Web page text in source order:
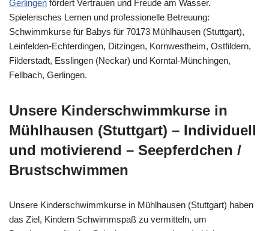
Gerlingen fördert Vertrauen und Freude am Wasser.
Spielerisches Lernen und professionelle Betreuung:
Schwimmkurse für Babys für 70173 Mühlhausen (Stuttgart),
Leinfelden-Echterdingen, Ditzingen, Kornwestheim, Ostfildern,
Filderstadt, Esslingen (Neckar) und Korntal-Münchingen,
Fellbach, Gerlingen.
Unsere Kinderschwimmkurse in
Mühlhausen (Stuttgart) – Individuell
und motivierend – Seepferdchen /
Brustschwimmen
Unsere Kinderschwimmkurse in Mühlhausen (Stuttgart) haben
das Ziel, Kindern Schwimmspaß zu vermitteln, um